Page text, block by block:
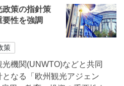
政策の指針策
性を強調
策
機関(UNWTO)などと共同
なる「欧州観光アジェン